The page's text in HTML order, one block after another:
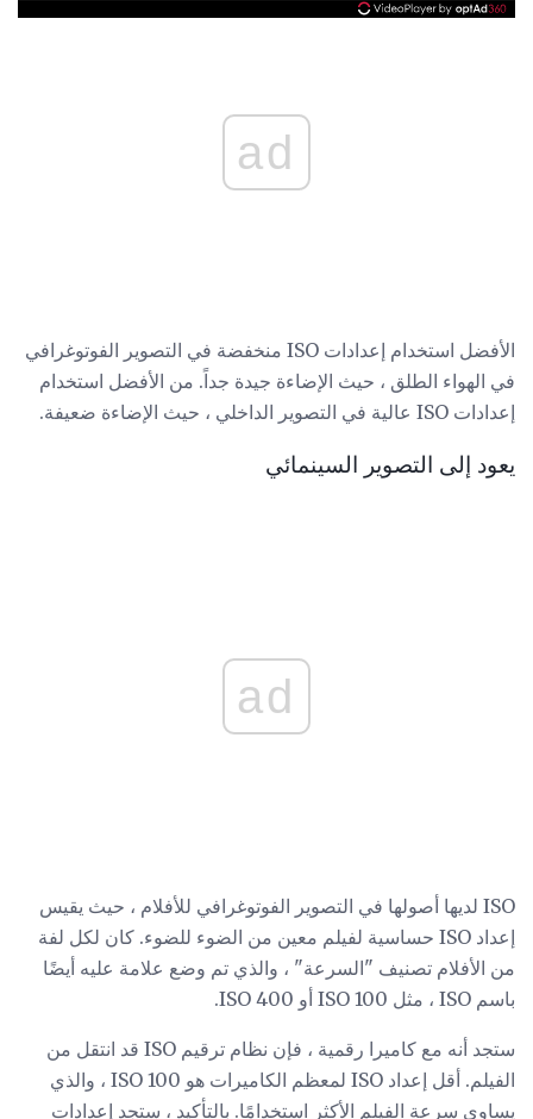
ad
الأفضل استخدام إعدادات ISO منخفضة في التصوير الفوتوغرافي
في الهواء الطلق ، حيث الإضاءة جيدة جداً. من الأفضل استخدام
إعدادات ISO عالية في التصوير الداخلي ، حيث الإضاءة ضعيفة.
يعود إلى التصوير السينمائي
ad
ISO لديها أصولها في التصوير الفوتوغرافي للأفلام ، حيث يقيس
إعداد ISO حساسية لفيلم معين من الضوء للضوء. كان لكل لفة
من الأفلام تصنيف "السرعة" ، والذي تم وضع علامة عليه أيضًا
باسم ISO ، مثل ISO 100 أو ISO 400.
ستجد أنه مع كاميرا رقمية ، فإن نظام ترقيم ISO قد انتقل من
الفيلم. أقل إعداد ISO لمعظم الكاميرات هو ISO 100 ، والذي
يساوي سرعة الفيلم الأكثر استخدامًا. بالتأكيد ، ستجد إعدادات